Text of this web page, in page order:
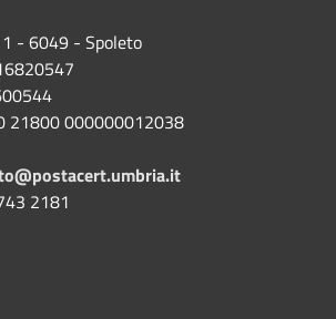
1 - 6049 - Spoleto
21800 000000012038
2181